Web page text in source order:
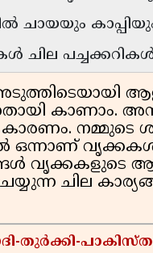
ചായയും
ചില
കാണാം.
നമ്മുടെ
വൃക്കകൾ.
വൃക്കകളുടെ
ചില
തുർക്കി-